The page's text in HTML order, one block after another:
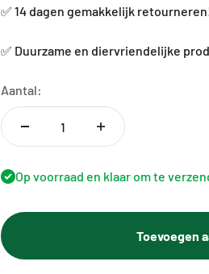
✅ 14 dagen gemakkelijk
✅ Duurzame en diervriendelijke
Aantal:
Op voorraad en klaar om te
Toevoegen